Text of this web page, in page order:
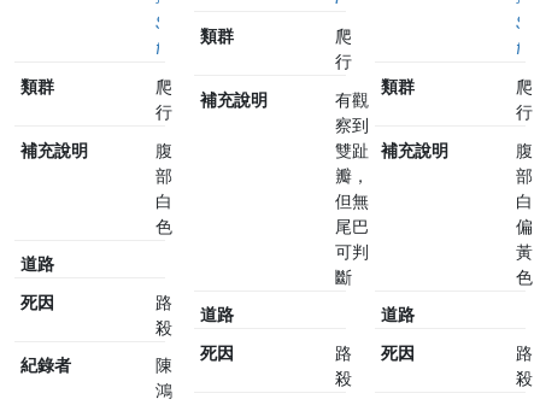
Scincella
formosensis
類群
爬
行
補充說明
腹
部
白
色
道路
死因
路
殺
紀錄者
陳
鴻
類群
爬
行
補充說明
有觀
察到
雙趾
瓣，
但無
尾巴
可判
斷
道路
死因
路
殺
類群
爬
行
補充說明
腹
部
白
偏
黃
色
道路
死因
路
殺